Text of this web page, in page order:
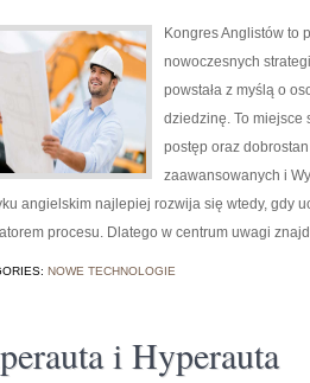
Kongres Anglistów to
nowoczesnych
powstała z myślą o
dziedzinę. To miejsce
postęp oraz
zaawansowanych i
angielskim najlepiej rozwija się wtedy, gdy
procesu. Dlatego w centrum uwagi
NOWE TECHNOLOGIE
i Hyperauta